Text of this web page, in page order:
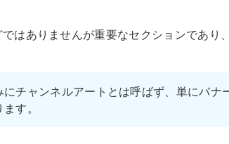
はありませんが重要なセクションであり
にチャンネルアートとは呼ばず、単にバナ
す。